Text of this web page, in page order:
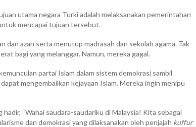
utama negara Turki adalah melaksanakan pemerintahan
mencapai tujuan tersebut.
dan azan serta menutup madrasah dan sekolah agama. Tak
bagi yang melanggar. Namun, mereka gagal.
partai Islam dalam sistem demokrasi sambil
mengembailkan kejayaan Islam. Mereka ingin menipu
“Wahai saudara-saudariku di Malaysia! Kita sebagai
dan demokrasi yang dilaksanakan oleh penjajah kuffur